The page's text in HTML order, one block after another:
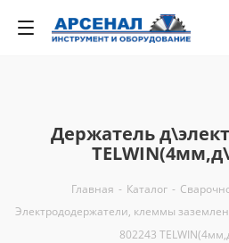
Держатель
Главная - Каталог -
Электрододержатели, клеммы
802243